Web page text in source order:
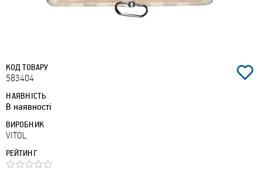
КОД ТОВАРУ
583404
НАЯВНІСТЬ
В наявності
ВИРОБНИК
VITOL
РЕЙТИНГ